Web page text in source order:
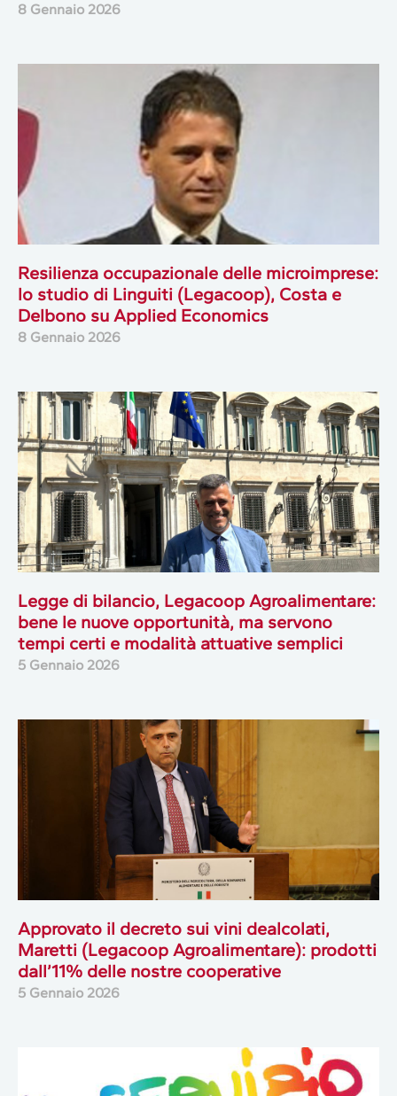
8 Gennaio 2026
Resilienza occupazionale delle microimprese:
lo studio di Linguiti (Legacoop), Costa e
Delbono su Applied Economics
8 Gennaio 2026
Legge di bilancio, Legacoop Agroalimentare:
bene le nuove opportunità, ma servono
tempi certi e modalità attuative semplici
5 Gennaio 2026
Approvato il decreto sui vini dealcolati,
Maretti (Legacoop Agroalimentare): prodotti
dall’11% delle nostre cooperative
5 Gennaio 2026